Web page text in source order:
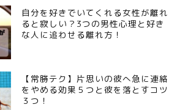
自分を好きでいてくれる女性が離れ
ると寂しい？3つの男性心理と好き
な人に追わせる離れ方！
【常勝テク】片思いの彼へ急に連絡
をやめる効果５つと彼を落とすコツ
３つ！